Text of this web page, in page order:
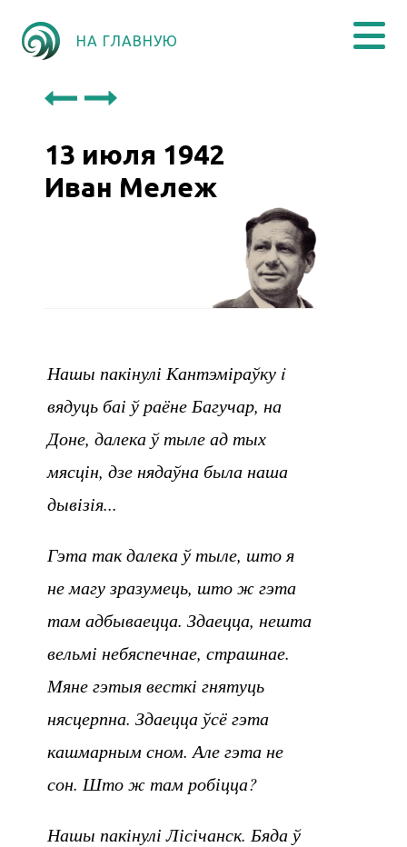
НА ГЛАВНУЮ
13 июля 1942
Иван Мележ
Нашы пакінулі Кантэміраўку i
вядуць баі ў раёне Багучар, на
Доне, далека ў тыле ад тых
мясцін, дзе нядаўна была наша
дывізія...
Гэта так далека ў тыле, што я
не магу зразумець, што ж гэта
там адбываецца. Здаецца, нешта
вельмі небяспечнае, страшнае.
Мяне гэтыя весткі гнятуць
нясцерпна. Здаецца ўсё гэта
кашмарным сном. Але гэта не
сон. Што ж там робіцца?
Нашы пакінулі Лісічанск. Бяда ў